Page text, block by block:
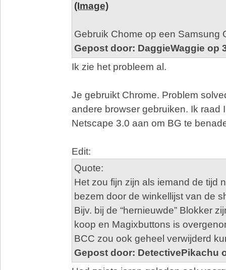
(Image)
Gebruik Chome op een Samsung
Gepost door: DaggieWaggie op
Ik zie het probleem al.
Je gebruikt Chrome. Problem
andere browser gebruiken. Ik raad
Netscape 3.0 aan om BG te
Edit:
Quote:
Het zou fijn zijn als iemand de tijd
bezem door de winkellijst van de
Bijv. bij de “hernieuwde” Blokker
koop en Magixbuttons is
BCC zou ook geheel verwijderd
Gepost door: DetectivePikachu